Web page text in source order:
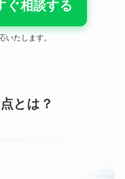
ぐ相談する
いたします。
とは？